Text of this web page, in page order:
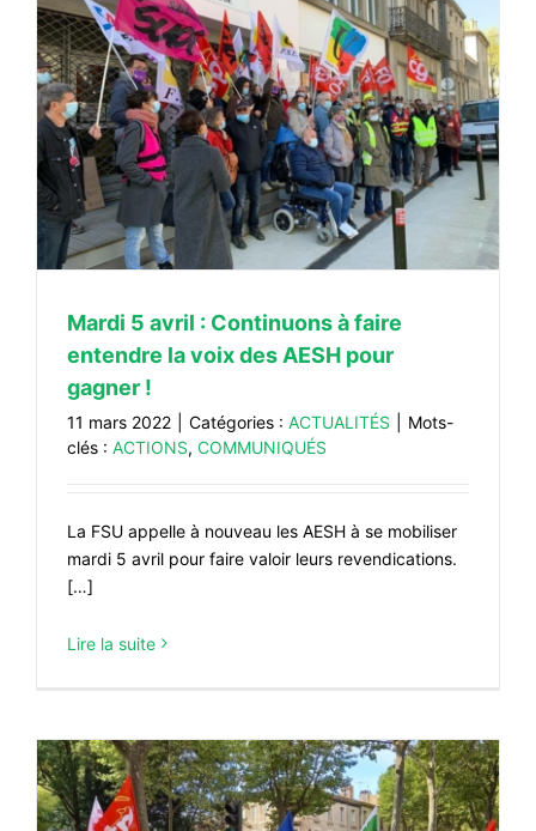
Mardi 5 avril : Continuons à faire
entendre la voix des AESH pour
gagner !
11 mars 2022 Catégories : ACTUALITÉS
Mots-
clés : ACTIONS, COMMUNIQUÉS
La FSU appelle à nouveau les AESH à se mobiliser
mardi 5 avril pour faire valoir leurs revendications.
[…]
Lire la suite